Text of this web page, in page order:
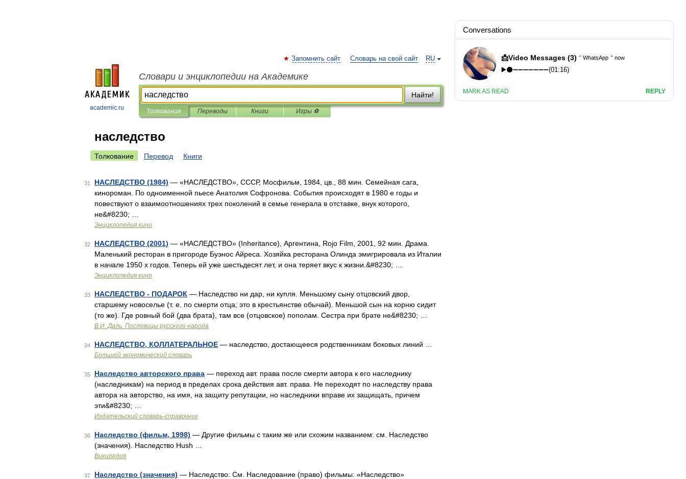
academic.ru
RU
Запомнить сайт Словарь на свой сайт
Словари и энциклопедии на Академике
Найти!
Толкования Переводы Книги Игры ⚽
наследство
Толкование Перевод Книги
31 НАСЛЕДСТВО (1984) — «НАСЛЕДСТВО», СССР, Мосфильм, 1984, цв., 88 мин. Семейная сага,
кинороман. По одноименной пьесе Анатолия Софронова. События происходят в 1980 е годы и
повествуют о взаимоотношениях трех поколений в семье генерала в отставке, внук которого,
не&#8230; …
Энциклопедия кино
32 НАСЛЕДСТВО (2001) — «НАСЛЕДСТВО» (Inheritance), Аргентина, Rojo Film, 2001, 92 мин. Драма.
Маленький ресторан в пригороде Буэнос Айреса. Хозяйка ресторана Олинда эмигрировала из Италии
в начале 1950 х годов. Теперь ей уже шестьдесят лет, и она теряет вкус к жизни.&#8230; …
Энциклопедия кино
33 НАСЛЕДСТВО - ПОДАРОК — Наследство ни дар, ни купля. Меньшому сыну отцовский двор,
старшему новоселье (т. е. по смерти отца; это в крестьянстве обычай). Меньшой сын на корню сидит
(то же). Где ровный бой (два брата), там все (отцовское) пополам. Сестра при брате не&#8230; …
В.И. Даль. Пословицы русского народа
34 НАСЛЕДСТВО, КОЛЛАТЕРАЛЬНОЕ — наследство, достающееся родственникам боковых линий …
Большой экономический словарь
35 Наследство авторского права — переход авт. права после смерти автора к его наследнику
(наследникам) на период в пределах срока действия авт. права. Не переходят по наследству права
автора на авторство, на имя, на защиту репутации, но наследники вправе их защищать, причем
эти&#8230; …
Издательский словарь-справочник
36 Наследство (фильм, 1998) — Другие фильмы с таким же или схожим названием: см. Наследство
(значения). Наследство Hush …
Википедия
37 Наследство (значения) — Наследство: См. Наследование (право) фильмы: «Наследство»